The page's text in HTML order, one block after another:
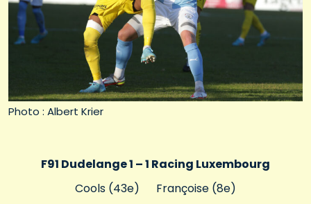
Photo : Albert Krier
F91 Dudelange 1 – 1 Racing Luxembourg
Cools (43e) Françoise (8e)